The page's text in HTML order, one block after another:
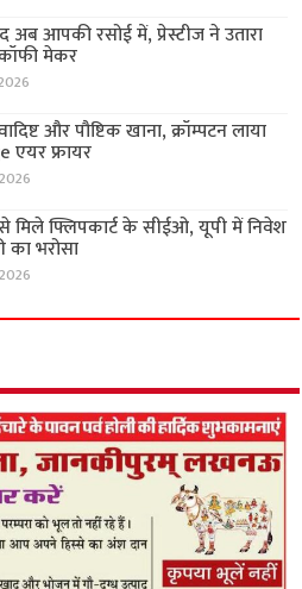
आपकी रसोई में, प्रेस्टीज ने उतारा
कॉफी मेकर
और पौष्टिक खाना, क्रॉम्पटन लाया
एयर फ्रायर
मिले फ्लिपकार्ट के सीईओ, यूपी में निवेश
का भरोसा